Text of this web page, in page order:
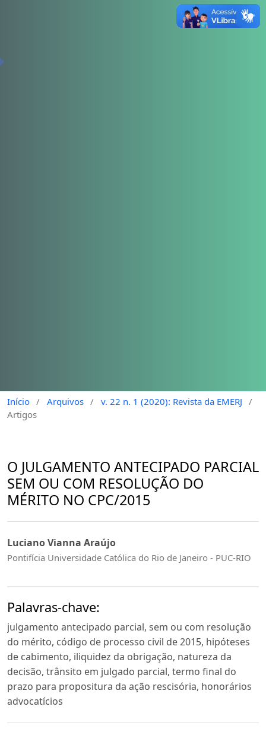
Início / Arquivos / v. 22 n. 1 (2020): Revista da EMERJ
/
Artigos
O JULGAMENTO ANTECIPADO PARCIAL
SEM OU COM RESOLUÇÃO DO
MÉRITO NO CPC/2015
Luciano Vianna Araújo
Pontifícia Universidade Católica do Rio de Janeiro - PUC-RIO
Palavras-chave:
julgamento antecipado parcial, sem ou com resolução
do mérito, código de processo civil de 2015, hipóteses
de cabimento, iliquidez da obrigação, natureza da
decisão, trânsito em julgado parcial, termo final do
prazo para propositura da ação rescisória, honorários
advocatícios